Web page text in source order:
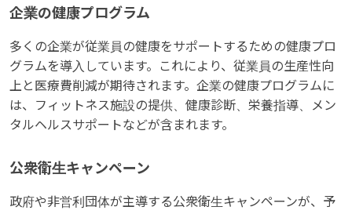
企業の健康プログラム
多くの企業が従業員の健康をサポートするための健康プロ
グラムを導入しています。これにより、従業員の生産性向
上と医療費削減が期待されます。企業の健康プログラムに
は、フィットネス施設の提供、健康診断、栄養指導、メン
タルヘルスサポートなどが含まれます。
公衆衛生キャンペーン
政府や非営利団体が主導する公衆衛生キャンペーンが、予